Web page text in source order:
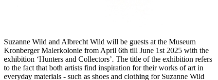
Suzanne Wild and Albrecht Wild will be guests at the Museum
Kronberger Malerkolonie from April 6th till June 1st 2025 with the
exhibition ‘Hunters and Collectors’. The title of the exhibition refers
to the fact that both artists find inspiration for their works of art in
everyday materials - such as shoes and clothing for Suzanne Wild